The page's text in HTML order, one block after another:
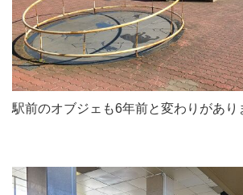
駅前のオブジェも6年前と変わりがあり